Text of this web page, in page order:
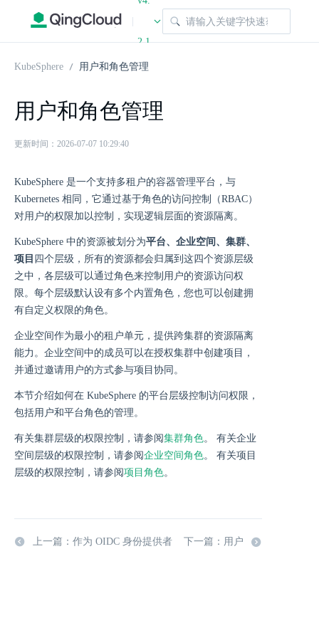
|
2.1
KubeSphere 用户和角色管理
用户和角色管理
更新时间：2026-07-07 10:29:40
KubeSphere 是一个支持多租户的容器管理平台，与
Kubernetes 相同，它通过基于角色的访问控制（RBAC）
对用户的权限加以控制，实现逻辑层面的资源隔离。
KubeSphere 中的资源被划分为平台、企业空间、集群、
项目 四个层级，所有的资源都会归属到这四个资源层级
之中，各层级可以通过角色来控制用户的资源访问权
限。每个层级默认设有多个内置角色，您也可以创建拥
有自定义权限的角色。
企业空间作为最小的租户单元，提供跨集群的资源隔离
能力。企业空间中的成员可以在授权集群中创建项目，
并通过邀请用户的方式参与项目协同。
本节介绍如何在 KubeSphere 的平台层级控制访问权限，
包括用户和平台角色的管理。
有关集群层级的权限控制，请参阅集群角色。 有关企业
空间层级的权限控制，请参阅企业空间角色。 有关项目
层级的权限控制，请参阅项目角色。
上一篇：作为 OIDC 身份提供者 下一篇：用户